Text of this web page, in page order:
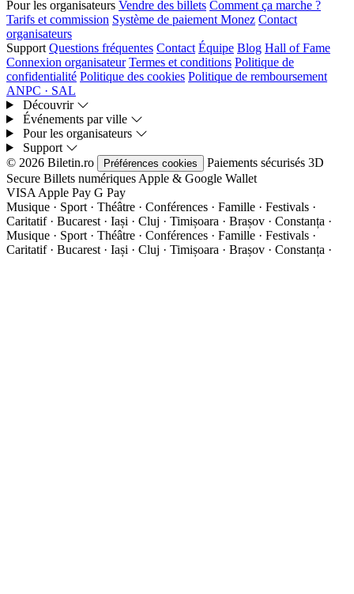
Pour les organisateurs Vendre des billets Comment ça marche ?
Tarifs et commission Système de paiement Monez Contact
organisateurs
Support Questions fréquentes Contact Équipe Blog Hall of Fame
Connexion organisateur Termes et conditions Politique de
confidentialité Politique des cookies Politique de remboursement
ANPC · SAL
Découvrir
Événements par ville
Pour les organisateurs
Support
© 2026 Biletin.ro
Préférences cookies Paiements sécurisés 3D
Secure Billets numériques Apple & Google Wallet
VISA Apple Pay G Pay
Musique · Sport · Théâtre · Conférences · Famille · Festivals ·
Caritatif · Bucarest · Iași · Cluj · Timișoara · Brașov · Constanța ·
Musique · Sport · Théâtre · Conférences · Famille · Festivals ·
Caritatif · Bucarest · Iași · Cluj · Timișoara · Brașov · Constanța ·